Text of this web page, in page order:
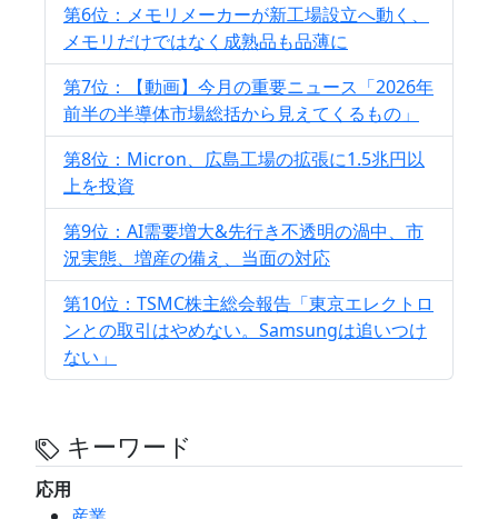
第6位：メモリメーカーが新工場設立へ動く、
メモリだけではなく成熟品も品薄に
第7位：【動画】今月の重要ニュース「2026年
前半の半導体市場総括から見えてくるもの」
第8位：Micron、広島工場の拡張に1.5兆円以
上を投資
第9位：AI需要増大&先行き不透明の渦中、市
況実態、増産の備え、当面の対応
第10位：TSMC株主総会報告「東京エレクトロ
ンとの取引はやめない。Samsungは追いつけ
ない」
キーワード
応用